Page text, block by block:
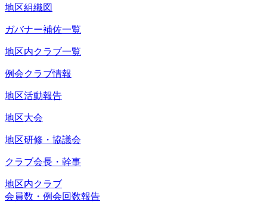
地区組織図
ガバナー補佐一覧
地区内クラブ一覧
例会クラブ情報
地区活動報告
地区大会
地区研修・協議会
クラブ会長・幹事
地区内クラブ
会員数・例会回数報告